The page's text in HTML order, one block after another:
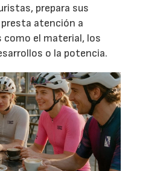
prepara sus
atención a
el material, los
o la potencia.